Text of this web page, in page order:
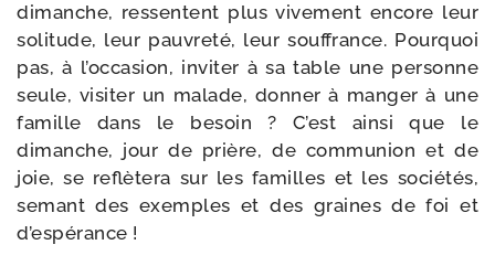
dimanche, res­sentent plus vive­ment encore leur
soli­tude, leur pau­vre­té, leur souf­france. Pourquoi
pas, à l’occasion, invi­ter à sa table une per­sonne
seule, visi­ter un malade, don­ner à man­ger à une
famille dans le besoin ? C’est ain­si que le
dimanche, jour de prière, de com­mu­nion et de
joie, se reflè­te­ra sur les familles et les socié­tés,
semant des exemples et des graines de foi et
d’espérance !